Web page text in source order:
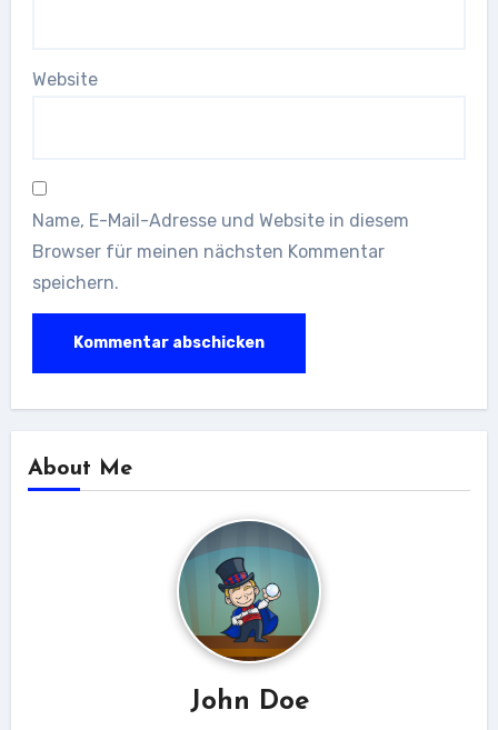
Website
Name, E-Mail-Adresse und Website in diesem
Browser für meinen nächsten Kommentar
speichern.
About Me
John Doe